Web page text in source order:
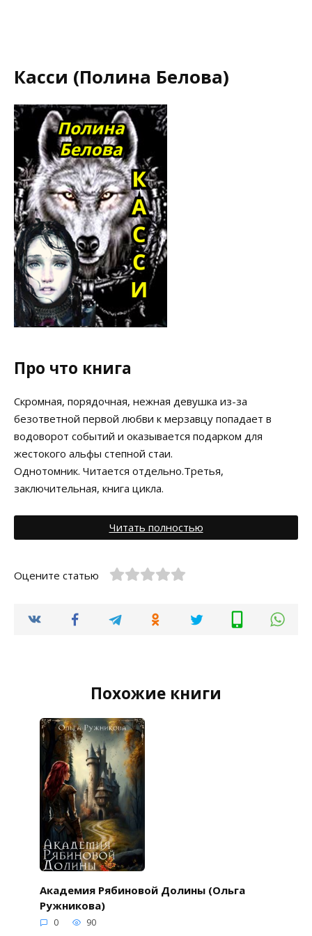
Касси (Полина Белова)
Про что книга
Скромная, порядочная, нежная девушка из-за
безответной первой любви к мерзавцу попадает в
водоворот событий и оказывается подарком для
жестокого альфы степной стаи.
Однотомник. Читается отдельно.Третья,
заключительная, книга цикла.
Читать полностью
Оцените статью
Похожие книги
Академия Рябиновой Долины (Ольга
Ружникова)
0 90